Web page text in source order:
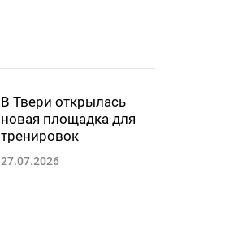
В Твери открылась
новая площадка для
тренировок
27.07.2026